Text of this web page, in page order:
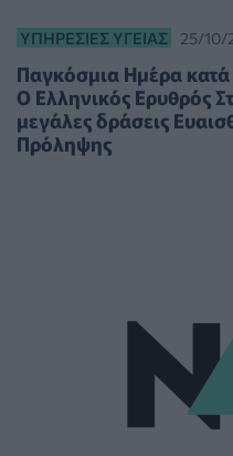
ΥΠΗΡΕΣΊΕΣ ΥΓΕΊΑΣ 25/10/
Παγκόσμια Ημέρα
Ο Ελληνικός Ερυθρός
μεγάλες δράσεις
Πρόληψης